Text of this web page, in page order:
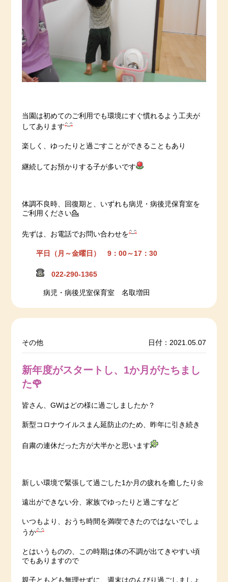
当園は初めてのご利用でも環境にすぐ慣れるよう工夫が
してあります
楽しく、ゆったりと過ごすことができることもあり
継続してお預かりする子が多いです
体調不良時、回復期と、いずれも病児・病後児保育室を
ご利用ください💁
先ずは、お電話でお問い合わせを
平日（月～金曜日） 9：00～17：30
022-290-1365
病児・病後児室保育室 名取増田
その他 日付：2021.05.07
新年度がスタートし、1か月がたちまし
た🌹
皆さん、GWはどの様に過ごしましたか？
新型コロナウイルスまん延防止のため、昨年に引き続き
自粛の連休だった方が大半かと思います
新しい環境で緊張して過ごした1か月の疲れを癒したり🌼
遠出ができない分、家族でゆったりと過ごすなど
いつもより、おうち時間を満喫できたのではないでしょ
うか
とはいうものの、この時期は体の不調が出てきやすい頃
でもありますので
親子ともども無理せずに、週末はのんびり過ごしましょ